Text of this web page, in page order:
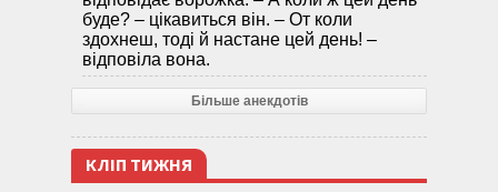
буде? – цікавиться він. – От коли
здохнеш, тоді й настане цей день! –
відповіла вона.
Більше анекдотів
КЛІП ТИЖНЯ